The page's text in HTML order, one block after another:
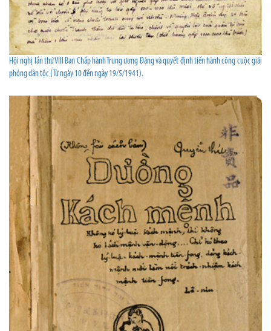
Hội nghị lần thứ VIII Ban Chấp hành Trung ương Đảng và quyết định tiến hành công cuộc giải
phóng dân tộc (Từ ngày 10 đến ngày 19/5/1941).